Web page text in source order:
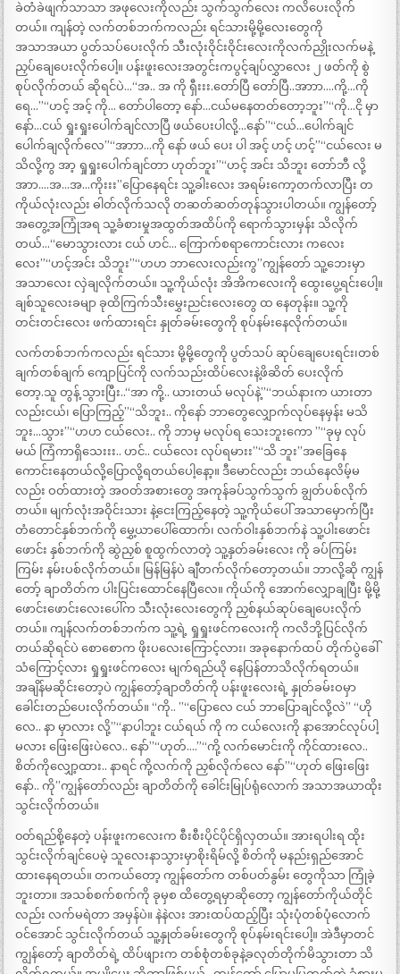
ခဲတံခဲဖျက်သာသာ အဖုလေးကိုလည်း သွက်သွက်လေး ကလိပေးလိုက်
တယ်။ ကျန်တဲ့ လက်တစ်ဘက်ကလည်း ရင်သားမို့မို့လေးတွေကို
အသာအယာ ပွတ်သပ်ပေးလိုက် သီးလုံးဝိုင်းဝိုင်းလေးကိုလက်ညှိုးလက်မနဲ့
ညှပ်ချေပေးလိုက်ပေါ့။ ပန်းဖူးလေးအတွင်းကပွင့်ချပ်လွှာလေး ၂ ဖတ်ကို စွဲ
စုပ်လိုက်တယ် ဆိုရင်ပဲ…“အ.. အ ကို ရှီးးး.တော်ပြီ တော်ပြီ..အာာာ….ကို့…ကို
ရေ…”“ဟင့် အင့် ကို… တော်ပါတော့ နော်…ငယ်မနေတတ်တော့ဘူး”“ကို…ငို မှာ
နော်…ငယ် ရှုးရှုးပေါက်ချင်လာပြီ ဖယ်ပေးပါလို့…နော်”“ငယ်…ပေါက်ချင်
ပေါက်ချလိုက်လေ”“အာာာ…ကို နော် ဖယ် ပေး ပါ အင့် ဟင့် ဟင့်”“ငယ်လေး မ
သိလို့ကွ အာ့ ရှုရှုးပေါက်ချင်တာ ဟုတ်ဘူး”“ဟင့် အင်း သိဘူး တော်ဘီ လို့
အာာ….အ…အ…ကိုးးး”ပြောနေရင်း သူ့ခါးလေး အရမ်းကော့တက်လာပြီး တ
ကိုယ်လုံးလည်း ဓါတ်လိုက်သလို တဆတ်ဆတ်တုန်သွားပါတယ်။ ကျွန်တော့်
အတွေ့အကြုံအရ သူ့ခံစားမှုအထွတ်အထိပ်ကို ရောက်သွားမှန်း သိလိုက်
တယ်…“မောသွားလား ငယ် ဟင်… ကြောက်စရာကောင်းလား ကလေး
လေး”“ဟင့်အင်း သိဘူး”“ဟဟ ဘာလေးလည်းကွ”ကျွန်တော် သူ့ဘေးမှာ
အသာလေး လှဲချလိုက်တယ်။ သူ့ကိုယ်လုံး အိအိကလေးကို ထွေးပွေ့ရင်းပေါ့။
ချစ်သူလေးခမျာ ခုထိကြက်သီးမွှေးညင်းလေးတွေ ထ နေတုန်း။ သူ့ကို
တင်းတင်းလေး ဖက်ထားရင်း နှုတ်ခမ်းတွေကို စုပ်နမ်းနေလိုက်တယ်။
လက်တစ်ဘက်ကလည်း ရင်သား မို့မို့တွေကို ပွတ်သပ် ဆုပ်ချေပေးရင်း၊တစ်
ချက်တစ်ချက် ကျောပြင်ကို လက်သည်းထိပ်လေးနဲ့ဖိဆိတ် ပေးလိုက်
တော့.သူ တွန့် သွားပြီး..“အာ ကို့.. ယားတယ် မလုပ်နဲ့”“ဘယ်နားက ယားတာ
လည်းငယ်၊ ပြောကြည့်”“သိဘူး.. ကိုနော် ဘာတွေလျှောက်လုပ်နေမှန်း မသိ
ဘူး…သွား”“ဟဟ ငယ်လေး.. ကို ဘာမှ မလုပ်ရ သေးဘူးကော ”“ခုမှ လုပ်
မယ် ကြံကာရှိသေးးး.. ဟင်.. ငယ်လေး လုပ်ရမားး”“သိ ဘူး”အခြေနေ
ကောင်းနေတယ်လို့ပြောလို့ရတယ်ပေါ့နော့။ ဒီမောင်လည်း ဘယ်နေလိမ့်မ
လည်း ဝတ်ထားတဲ့ အဝတ်အစားတွေ အကုန်ခပ်သွက်သွက် ချွတ်ပစ်လိုက်
တယ်။ မျက်လုံးအဝိုင်းသား နဲ့ငေးကြည့်နေတဲ့ သူ့ကိုယ်ပေါ် အသာမှောက်ပြီး
တံတောင်နှစ်ဘက်ကို မွှေ့ယာပေါ်ထောက်၊ လက်ဝါးနှစ်ဘက်နဲ သူ့ပါးဖောင်း
ဖောင်း နှစ်ဘက်ကို ဆွဲညှစ် စူထွက်လာတဲ့ သူ့နှတ်ခမ်းလေး ကို ခပ်ကြမ်း
ကြမ်း နမ်းပစ်လိုက်တယ်။ မြန်မြန်ပဲ ချီတက်လိုက်တော့တယ်။ ဘာလို့ဆို ကျွန်
တော့် ချာတိတ်က ပါးပြင်းထောင်နေပြီလေ။ ကိုယ်ကို အောက်လျှောချပြီး မို့မို့
ဖောင်းဖောင်းလေးပေါ်က သီးလုံးလေးတွေကို ညှစ်နယ်ဆုပ်ချေပေးလိုက်
တယ်။ ကျန်လက်တစ်ဘက်က သူ့ရဲ့ ရှုရှုးဖင်ကလေးကို ကလိဘို့ပြင်လိုက်
တယ်ဆိုရင်ပဲ စောစောက ဖိုးပလေးကြောင့်လား၊ အခုနောက်ထပ် တိုက်ပွဲခေါ်
သံကြောင့်လား ရှုရှုးဖင်ကလေး မျက်ရည်ယို နေပြန်တာသိလိုက်ရတယ်။
အချိန်မဆိုင်းတော့ပဲ ကျွန်တော့်ချာတိတ်ကို ပန်းဖူးလေးရဲ့ နှုတ်ခမ်းဝမှာ
ခေါင်းတည်ပေးလိုက်တယ်။ “ကို.. ”“ပြောလေ ငယ် ဘာပြောချင်လို့လဲ” “ဟို
လေ.. နာ မှာလား လို့”“နာပါဘူး ငယ်ရယ် ကို က ငယ်လေးကို နာအောင်လုပ်ပါ့
မလား ဖြေးဖြေးပဲလေ.. နော်”“ဟုတ်….”“ကို့ လက်မောင်းကို ကိုင်ထားလေ..
စိတ်ကိုလျှော့ထား.. နာရင် ကို့လက်ကို ညှစ်လိုက်လေ နော်”“ဟုတ် ဖြေးဖြေး
နော်.. ကို”ကျွန်တော်လည်း ချာတိတ်ကို ခေါင်းမြုပ်ရုံလောက် အသာအယာထိုး
သွင်းလိုက်တယ်။
၀တ်ရည်စို့နေတဲ့ ပန်းဖူးကလေးက စီးစီးပိုင်ပိုင်ရှိလှတယ်။ အားရပါးရ ထိုး
သွင်းလိုက်ချင်ပေမဲ့ သူလေးနာသွားမှာစိုးရိမ်လို့ စိတ်ကို မနည်းရှည်အောင်
ထားနေရတယ်။ တကယ်တော့ ကျွန်တော်က တစ်ပတ်နွမ်း တွေကိုသာ ကြုံခဲ့
ဘူးတာ။ အသစ်စက်စက်ကို ခုမှစ ထိတွေ့ရမှာဆိုတော့ ကျွန်တော်ကိုယ်တိုင်
လည်း လက်မရဲတာ အမှန်ပဲ။ နဲနဲလး အားထပ်ထည့်ပြီး သုံးပုံတစ်ပုံလောက်
ဝင်အောင် သွင်းလိုက်တယ် သူ့နှုတ်ခမ်းတွေကို စုပ်နမ်းရင်းပေါ့။ အဲဒီမှာတင်
ကျွန်တော့် ချာတိတ်ရဲ့ ထိပ်ဖျားက တစ်စုံတစ်ခုနဲ့ခလုတ်တိုက်မိသွားတာ သိ